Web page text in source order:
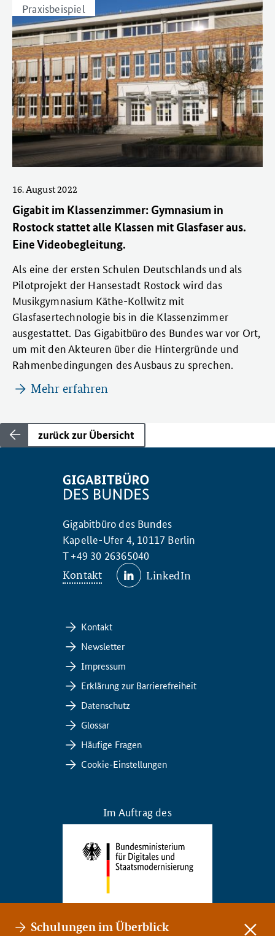
Praxisbeispiel
Gigabit im Klassenzimmer: Gymnasium in
Rostock stattet alle Klassen mit Glasfaser aus.
Eine Videobegleitung.
16. August 2022
Als eine der ersten Schulen Deutschlands und als
Pilotprojekt der Hansestadt Rostock wird das
Musikgymnasium Käthe-Kollwitz mit
Glasfasertechnologie bis in die Klassenzimmer
ausgestattet. Das Gigabitbüro des Bundes war vor Ort,
um mit den Akteuren über die Hintergründe und
Rahmenbedingungen des Ausbaus zu sprechen.
Mehr erfahren
zurück zur Übersicht
Schulungen im Überblick
Gigabitbüro des Bundes
Kapelle-Ufer 4, 10117 Berlin
T +49 30 26365040
Kontakt LinkedIn
Kontakt
Newsletter
Impressum
Erklärung zur Barrierefreiheit
Datenschutz
Glossar
Häufige Fragen
Cookie-Einstellungen
Im Auftrag des